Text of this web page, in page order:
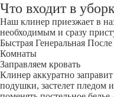
Что входит в
Наш клинер приезжает в
необходимым и сразу
Быстрая Генеральная После
Комнаты
Заправляем кровать
Клинер аккуратно
подушки, застелет